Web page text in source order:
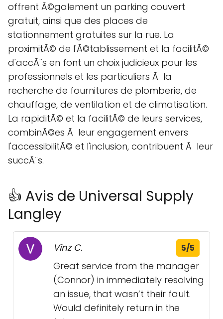
offrent Ã©galement un parking couvert
gratuit, ainsi que des places de
stationnement gratuites sur la rue. La
proximitÃ© de l'Ã©tablissement et la facilitÃ©
d'accÃ¨s en font un choix judicieux pour les
professionnels et les particuliers Ã la
recherche de fournitures de plomberie, de
chauffage, de ventilation et de climatisation.
La rapiditÃ© et la facilitÃ© de leurs services,
combinÃ©es Ã leur engagement envers
l'accessibilitÃ© et l'inclusion, contribuent Ã leur
succÃ¨s.
👍 Avis de Universal Supply
Langley
Vinz C. 5/5
Great service from the manager
(Connor) in immediately resolving
an issue, that wasn’t their fault.
Would definitely return in the